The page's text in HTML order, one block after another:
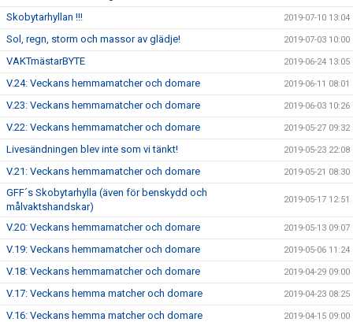
Skobytarhyllan !!! 2019-07-10 13:04
Sol, regn, storm och massor av glädje! 2019-07-03 10:00
VAKTmästarBYTE 2019-06-24 13:05
V.24: Veckans hemmamatcher och domare 2019-06-11 08:01
V.23: Veckans hemmamatcher och domare 2019-06-03 10:26
V.22: Veckans hemmamatcher och domare 2019-05-27 09:32
Livesändningen blev inte som vi tänkt! 2019-05-23 22:08
V.21: Veckans hemmamatcher och domare 2019-05-21 08:30
GFF´s Skobytarhylla (även för benskydd och
målvaktshandskar)
2019-05-17 12:51
V.20: Veckans hemmamatcher och domare 2019-05-13 09:07
V.19: Veckans hemmamatcher och domare 2019-05-06 11:24
V.18: Veckans hemmamatcher och domare 2019-04-29 09:00
V.17: Veckans hemma matcher och domare 2019-04-23 08:25
V.16: Veckans hemma matcher och domare 2019-04-15 09:00